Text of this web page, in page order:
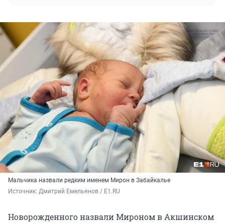
Мальчика назвали редким именем Мирон в Забайкалье
Источник: Дмитрий Емельянов / E1.RU
Новорожденного назвали Мироном в Акшинском